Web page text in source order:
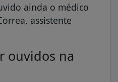
ainda o médico
assistente
ouvidos na